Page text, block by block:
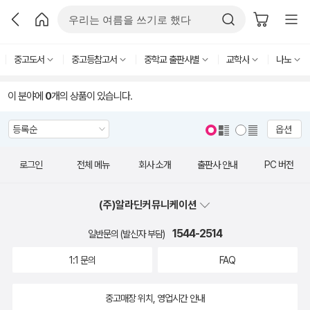
중고도서 중고등참고서 중학교 출판사별 교학사 나노
이 분야에 0개의 상품이 있습니다.
옵션
로그인 전체 메뉴 회사 소개 출판사 안내 PC 버전
(주)알라딘커뮤니케이션
일반문의 (발신자 부담) 1544-2514
1:1 문의 FAQ
중고매장 위치, 영업시간 안내